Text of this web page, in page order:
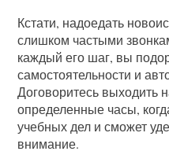
Кстати, надоедать
слишком частыми
каждый его шаг, вы
самостоятельности и
Договоритесь выходить
определенные часы,
учебных дел и сможет
внимание.